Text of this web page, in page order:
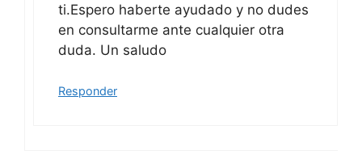
ti.Espero haberte ayudado y no dudes
en consultarme ante cualquier otra
duda. Un saludo
Responder